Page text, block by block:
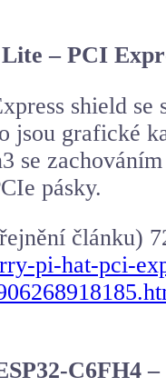
– PCI
shield
jsou grafické
se
pásky.
článku)
pi-hat-pci-
C6FH4